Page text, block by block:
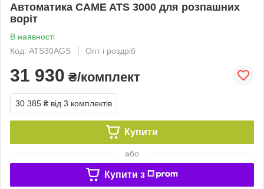
Автоматика CAME ATS 3000 для розпашних
воріт
В наявності
Код: ATS30AGS
Опт і роздріб
31 930 ₴/комплект
30 385 ₴ від 3 комплектів
Купити
або
Купити з